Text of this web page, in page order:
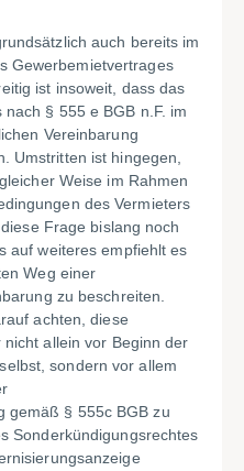
auch bereits im
Gewerbemietvertrages
ist insoweit, dass das
§ 555 e BGB n.F. im
Vereinbarung
Umstritten ist hingegen,
Weise im Rahmen
des Vermieters
Frage bislang noch
auf weiteres empfiehlt es
Weg einer
zu beschreiten.
achten, diese
allein vor Beginn der
sondern vor allem
gemäß § 555c BGB zu
Sonderkündigungsrechtes